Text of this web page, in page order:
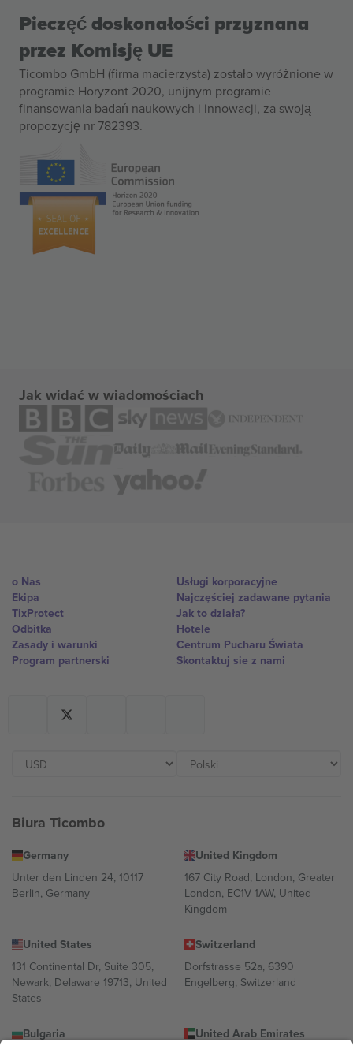
Pieczęć doskonałości przyznana
przez Komisję UE
Ticombo GmbH (firma macierzysta) zostało wyróżnione w
programie Horyzont 2020, unijnym programie
finansowania badań naukowych i innowacji, za swoją
propozycję nr 782393.
Jak widać w wiadomościach
o Nas
Ekipa
TixProtect
Odbitka
Zasady i warunki
Program partnerski
Usługi korporacyjne
Najczęściej zadawane pytania
Jak to działa?
Hotele
Centrum Pucharu Świata
Skontaktuj sie z nami
Biura Ticombo
Germany
Unter den Linden 24, 10117
Berlin, Germany
United Kingdom
167 City Road, London, Greater
London, EC1V 1AW, United
Kingdom
United States
131 Continental Dr, Suite 305,
Newark, Delaware 19713, United
States
Switzerland
Dorfstrasse 52a, 6390
Engelberg, Switzerland
Bulgaria United Arab Emirates